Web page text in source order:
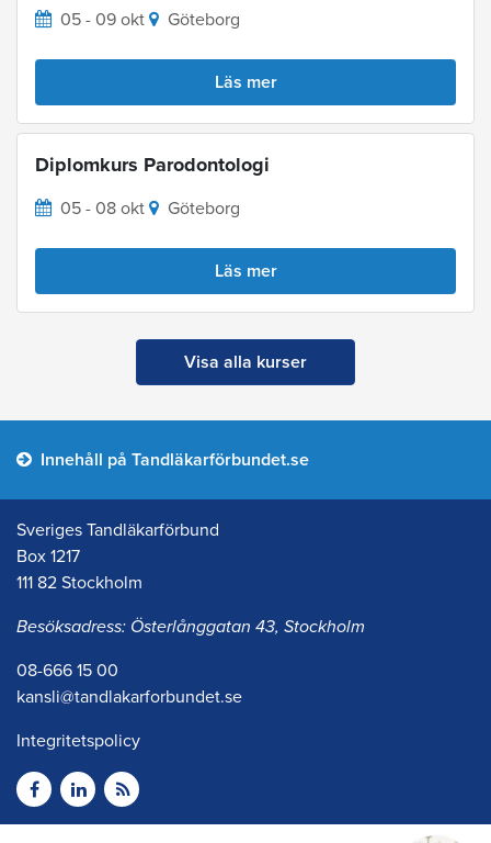
05 - 09 okt Göteborg
Läs mer
Diplomkurs Parodontologi
05 - 08 okt Göteborg
Läs mer
Visa alla kurser
Innehåll på Tandläkarförbundet.se
Sveriges Tandläkarförbund
Box 1217
111 82 Stockholm
Besöksadress: Österlånggatan 43, Stockholm
08-666 15 00
kansli@tandlakarforbundet.se
Integritetspolicy